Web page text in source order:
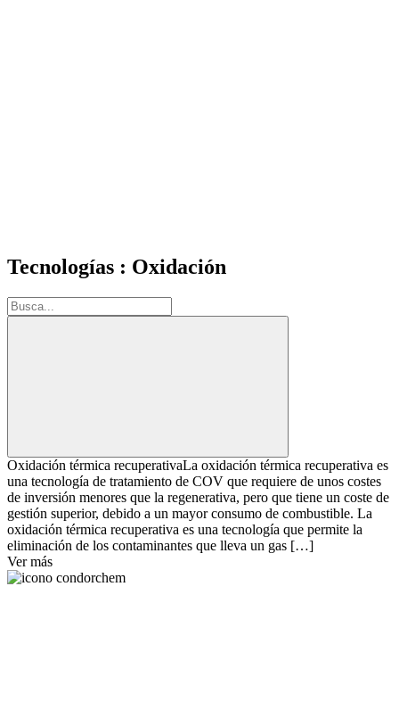
Tecnologías : Oxidación
Buscar:
Oxidación térmica recuperativaLa oxidación térmica recuperativa es
una tecnología de tratamiento de COV que requiere de unos costes
de inversión menores que la regenerativa, pero que tiene un coste de
gestión superior, debido a un mayor consumo de combustible. La
oxidación térmica recuperativa es una tecnología que permite la
eliminación de los contaminantes que lleva un gas […]
Ver más